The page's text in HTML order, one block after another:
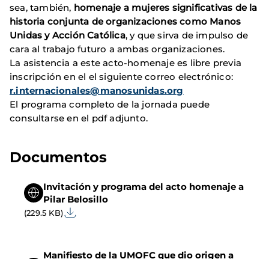
sea, también, homenaje a mujeres significativas de la
historia conjunta de organizaciones como Manos
Unidas y Acción Católica, y que sirva de impulso de
cara al trabajo futuro a ambas organizaciones.
La asistencia a este acto-homenaje es libre previa
inscripción en el el siguiente correo electrónico:
r.internacionales@manosunidas.org
El programa completo de la jornada puede
consultarse en el pdf adjunto.
Documentos
Invitación y programa del acto homenaje a
Pilar Belosillo
(229.5 KB)
Manifiesto de la UMOFC que dio origen a